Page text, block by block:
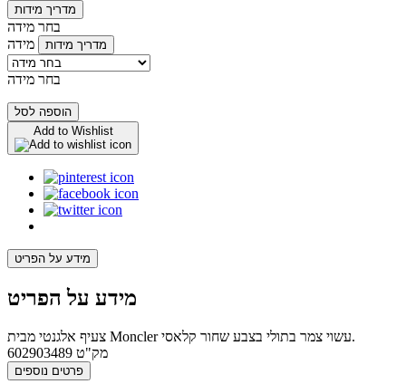
מדריך מידות
בחר מידה
מידה
מדריך מידות
בחר מידה
הוספה לסל
Add to Wishlist
מידע על הפריט
מידע על הפריט
צעיף אלגנטי מבית Moncler עשוי צמר בתולי בצבע שחור קלאסי.
מק"ט 602903489
פרטים נוספים